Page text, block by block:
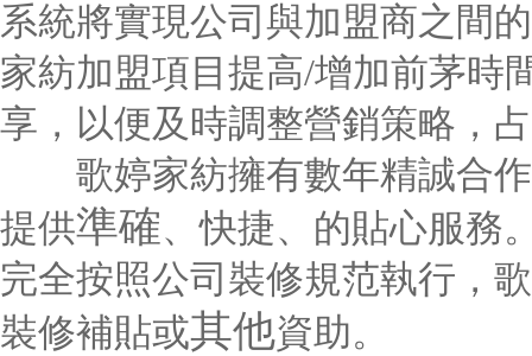
系統將實現公司與加盟商之間
家紡加盟項目提高/增加前茅時
享，以便及時調整營銷策略，
歌婷家紡擁有數年精誠合作
提供準確、快捷、的貼心服務
完全按照公司裝修規范執行，
裝修補貼或其他資助。